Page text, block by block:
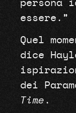
persona
essere.”
Quel
dice
dei
Time .